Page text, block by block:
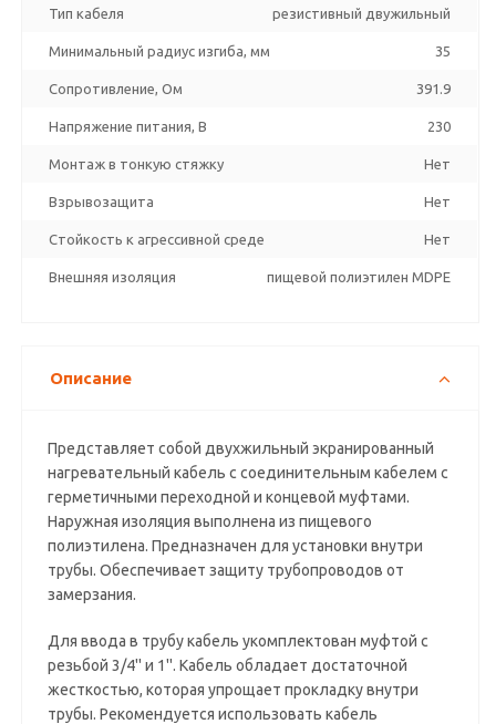
Тип кабеля резистивный двужильный
Минимальный радиус изгиба, мм 35
Сопротивление, Ом 391.9
Напряжение питания, В 230
Монтаж в тонкую стяжку Нет
Взрывозащита Нет
Стойкость к агрессивной среде Нет
Внешняя изоляция пищевой полиэтилен MDPE
Описание
Представляет собой двухжильный экранированный
нагревательный кабель с соединительным кабелем с
герметичными переходной и концевой муфтами.
Наружная изоляция выполнена из пищевого
полиэтилена. Предназначен для установки внутри
трубы. Обеспечивает защиту трубопроводов от
замерзания.
Для ввода в трубу кабель укомплектован муфтой с
резьбой 3/4'' и 1''. Кабель обладает достаточной
жесткостью, которая упрощает прокладку внутри
трубы. Рекомендуется использовать кабель